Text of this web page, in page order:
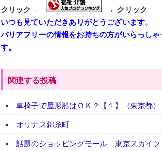
クリック→
←クリック
いつも見ていただきありがとうございます。
バリアフリーの情報をお持ちの方がいらっし
す。
関連する投稿
車椅子で屋形船はＯＫ？【１】（東京都）
オリナス錦糸町
話題のショッピングモール 東京スカイツ